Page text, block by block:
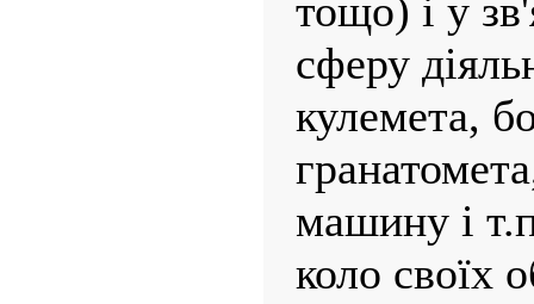
тощо) і у
сферу
кулемета,
машину і
коло своїх